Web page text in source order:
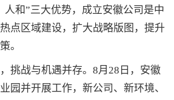
人和”三大优势，成立安徽公司是中
点区域建设，扩大战略版图，提升
。
挑战与机遇并存。8月28日，安徽
园并开展工作，新公司、新环境、